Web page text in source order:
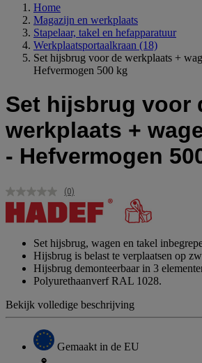
Home
Magazijn en werkplaats
Stapelaar, takel en hefapparatuur
Werkplaatsportaalkraan (18)
Set hijsbrug voor de werkplaats +
Hefvermogen 500 kg
Set hijsbrug voor
werkplaats +
- Hefvermogen
Geen
scorewaarde.
Dezelfde
(0)
Set hijsbrug, wagen en takel
Hijsbrug is belast te verplaatsen op
Hijsbrug demonteerbaar in 3
Polyurethaanverf RAL 1028.
Bekijk volledige beschrijving
Gemaakt in de EU